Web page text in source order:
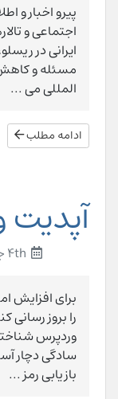
پیرو اخبار و
اجتماعی و
ایرانی در
مسئله و
المللی می ...
ادامه مطلب
برای افزایش
را بروز رسانی
وردپرس
سادگی دچار
بازیابی رمز ...